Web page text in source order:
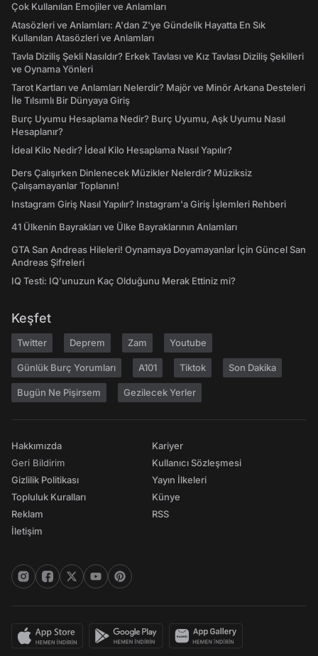
Çok Kullanılan Emojiler ve Anlamları
Atasözleri ve Anlamları: A'dan Z'ye Gündelik Hayatta En Sık
Kullanılan Atasözleri ve Anlamları
Tavla Diziliş Şekli Nasıldır? Erkek Tavlası ve Kız Tavlası Diziliş Şekilleri
ve Oynama Yönleri
Tarot Kartları ve Anlamları Nelerdir? Majör ve Minör Arkana Desteleri
İle Tılsımlı Bir Dünyaya Giriş
Burç Uyumu Hesaplama Nedir? Burç Uyumu, Aşk Uyumu Nasıl
Hesaplanır?
İdeal Kilo Nedir? İdeal Kilo Hesaplama Nasıl Yapılır?
Ders Çalışırken Dinlenecek Müzikler Nelerdir? Müziksiz
Çalışamayanlar Toplanın!
Instagram Giriş Nasıl Yapılır? Instagram'a Giriş İşlemleri Rehberi
41 Ülkenin Bayrakları ve Ülke Bayraklarının Anlamları
GTA San Andreas Hileleri! Oynamaya Doyamayanlar İçin Güncel San
Andreas Şifreleri
IQ Testi: IQ'unuzun Kaç Olduğunu Merak Ettiniz mi?
Keşfet
Twitter Deprem Zam Youtube
Günlük Burç Yorumları A101 Tiktok Son Dakika
Bugün Ne Pişirsem Gezilecek Yerler
Hakkımızda
Geri Bildirim
Gizlilik Politikası
Topluluk Kuralları
Reklam
İletişim
Kariyer
Kullanıcı Sözleşmesi
Yayın İlkeleri
Künye
RSS